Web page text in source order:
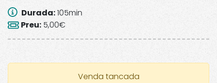
Durada:105min
Preu: 5,00€
Venda tancada